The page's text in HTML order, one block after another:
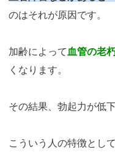
のはそれが原因です。
加齢によって 血管の老
くなります。
その結果、勃起力が低
こういう人の特徴とし